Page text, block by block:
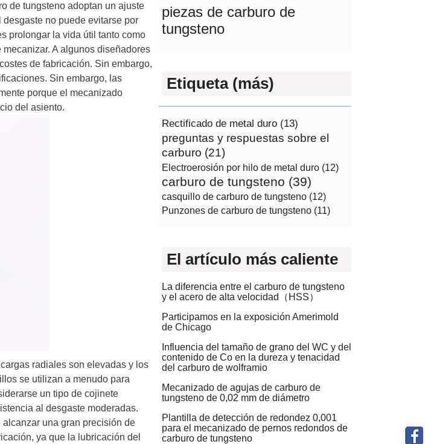
de tungsteno adoptan un ajuste
no puede evitarse por
prolongar la vida útil tanto como
A algunos diseñadores
de fabricación. Sin embargo,
Sin embargo, las
porque el mecanizado
del asiento.
radiales son elevadas y los
se utilizan a menudo para
un tipo de cojinete
al desgaste moderadas.
una gran precisión de
ya que la lubricación del
piezas de carburo de
tungsteno
Etiqueta (más)
Rectificado de metal duro (13)
preguntas y respuestas sobre el
carburo (21)
Electroerosión por hilo de metal duro (12)
carburo de tungsteno (39)
casquillo de carburo de tungsteno (12)
Punzones de carburo de tungsteno (11)
El artículo más caliente
La diferencia entre el carburo de tungsteno
y el acero de alta velocidad（HSS）
Participamos en la exposición Amerimold
de Chicago
Influencia del tamaño de grano del WC y del
contenido de Co en la dureza y tenacidad
del carburo de wolframio
Mecanizado de agujas de carburo de
tungsteno de 0,02 mm de diámetro
Plantilla de detección de redondez 0,001
para el mecanizado de pernos redondos de
carburo de tungsteno